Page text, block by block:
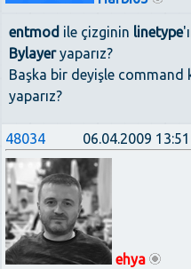
entmod ile çizginin linetype
Bylayeryaparız?
Başka bir deyişle command
yaparız?
48034 06.04.2009
ehya